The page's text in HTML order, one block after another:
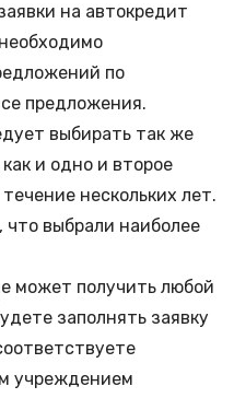
на автокредит
по
предложения.
выбирать так же
и одно и второе
нескольких лет.
выбрали наиболее
может получить любой
заполнять заявку
учреждением